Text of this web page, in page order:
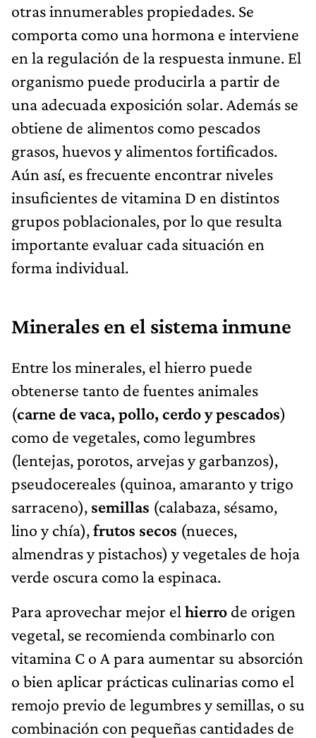
otras innumerables propiedades. Se
comporta como una hormona e interviene
en la regulación de la respuesta inmune. El
organismo puede producirla a partir de
una adecuada exposición solar. Además se
obtiene de alimentos como pescados
grasos, huevos y alimentos fortificados.
Aún así, es frecuente encontrar niveles
insuficientes de vitamina D en distintos
grupos poblacionales, por lo que resulta
importante evaluar cada situación en
forma individual.
Minerales en el sistema inmune
Entre los minerales, el hierro puede
obtenerse tanto de fuentes animales
(carne de vaca, pollo, cerdo y pescados)
como de vegetales, como legumbres
(lentejas, porotos, arvejas y garbanzos),
pseudocereales (quinoa, amaranto y trigo
sarraceno), semillas (calabaza, sésamo,
lino y chía),frutos secos (nueces,
almendras y pistachos) y vegetales de hoja
verde oscura como la espinaca.
Para aprovechar mejor el hierro de origen
vegetal, se recomienda combinarlo con
vitamina C o A para aumentar su absorción
o bien aplicar prácticas culinarias como el
remojo previo de legumbres y semillas, o su
combinación con pequeñas cantidades de